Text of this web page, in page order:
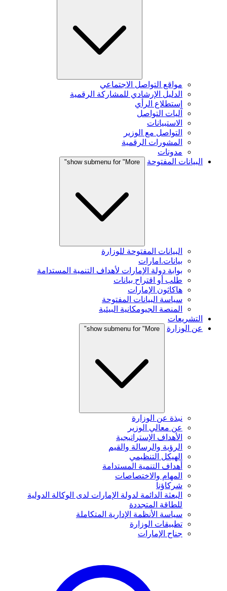
مواقع التواصل الاجتماعي
الدليل الإرشادي للمشاركة الرقمية
إستطلاع الرأي
آليات التواصل
الاستبيانات
التواصل مع الوزير
المشورات الرقمية
مدونات
البيانات المفتوحة
show submenu for "More"
البيانات المفتوحة للوزارة
بيانات.امارات
بوابة دولة الإمارات لأهداف التنمية المستدامة
طلب أو اقتراح بيانات
هاكاثون الإمارات
سياسة البيانات المفتوحة
المنصة الجيومكانية البيئية
التشريعات
عن الوزارة
show submenu for "More"
نبذة عن الوزارة
عن معالي الوزير
الأهداف الإستراتيجية
الرؤية والرسالة والقيم
الهيكل التنظيمي
أهداف التنمية المستدامة
المهام والاختصاصات
شركاؤنا
البعثة الدائمة لدولة الإمارات لدى الوكالة الدولية
للطاقة المتجددة
سياسة الأنظمة الإدارية المتكاملة
تطبيقات الوزارة
جناح الإمارات